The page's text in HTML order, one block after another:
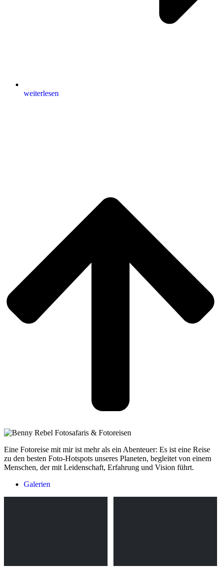
weiterlesen
Eine Fotoreise mit mir ist mehr als ein Abenteuer: Es ist eine Reise
zu den besten Foto-Hotspots unseres Planeten, begleitet von einem
Menschen, der mit Leidenschaft, Erfahrung und Vision führt.
Galerien